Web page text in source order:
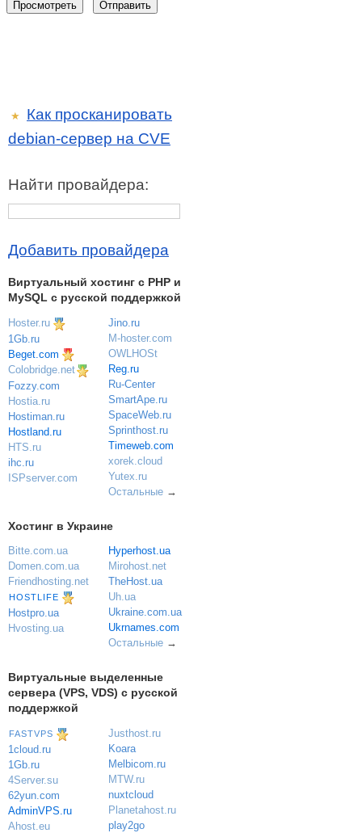
★
Как просканировать
debian-сервер на CVE
Найти провайдера:
Добавить провайдера
Виртуальный хостинг c PHP и
MySQL с русской поддержкой
Hoster.ru
1Gb.ru
Beget.com
Colobridge.net
Fozzy.com
Hostia.ru
Hostiman.ru
Hostland.ru
HTS.ru
ihc.ru
ISPserver.com
Jino.ru
M-hoster.com
OWLHOSt
Reg.ru
Ru-Center
SmartApe.ru
SpaceWeb.ru
Sprinthost.ru
Timeweb.com
xorek.cloud
Yutex.ru
Остальные→
Хостинг в Украине
Bitte.com.ua
Domen.com.ua
Friendhosting.net
HOSTLIFE
Hostpro.ua
Hvosting.ua
Hyperhost.ua
Mirohost.net
TheHost.ua
Uh.ua
Ukraine.com.ua
Ukrnames.com
Остальные→
Виртуальные выделенные
сервера (VPS, VDS) с русской
поддержкой
FASTVPS
1cloud.ru
1Gb.ru
4Server.su
62yun.com
AdminVPS.ru
Ahost.eu
Justhost.ru
Koara
Melbicom.ru
MTW.ru
nuxtcloud
Planetahost.ru
play2go